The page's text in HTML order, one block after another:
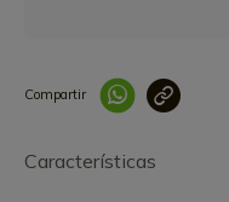
Compartir
Características